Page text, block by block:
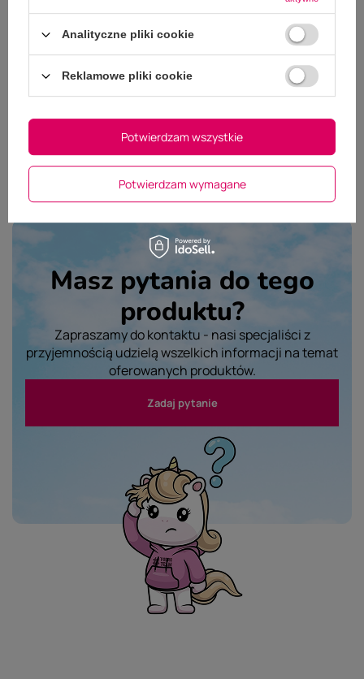
Dodaj własne zdjęcie produktu:
Wybierz plik
Nie wybrano pliku
Wyślij opinię
Masz pytania do tego
produktu?
Zapraszamy do kontaktu - nasi specjaliści z
przyjemnością udzielą wszelkich informacji na temat
oferowanych produktów.
Zadaj pytanie
Analityczne pliki cookie
Reklamowe pliki cookie
Potwierdzam wymagane
Potwierdzam wszystkie